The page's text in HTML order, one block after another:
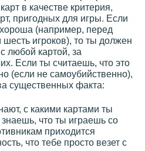
в качестве критерия,
пригодных для игры. Если
(например, перед
игроков), то ты должен
любой картой, за
Если ты считаешь, что это
(если не самоубийственно),
существенных факта:
с какими картами ты
что ты играешь со
приходится
что тебе просто везет с